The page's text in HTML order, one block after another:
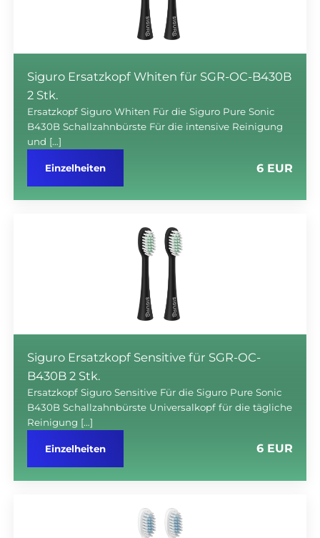
Siguro Ersatzkopf Whiten für SGR-OC-B430B
2 Stk.
Ersatzkopf Siguro Whiten Für die Siguro Pure Sonic
B430B Schallzahnbürste Für die intensive Reinigung
und […]
Einzelheiten 6 EUR
Siguro Ersatzkopf Sensitive für SGR-OC-
B430B 2 Stk.
Ersatzkopf Siguro Sensitive Für die Siguro Pure Sonic
B430B Schallzahnbürste Universalkopf für die tägliche
Reinigung […]
Einzelheiten 6 EUR